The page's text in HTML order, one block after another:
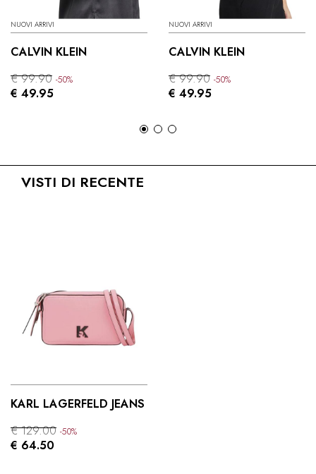
NUOVI ARRIVI
CALVIN KLEIN
€ 99.90 -50%
€ 49.95
NUOVI ARRIVI
CALVIN KLEIN
€ 99.90 -50%
€ 49.95
VISTI DI RECENTE
KARL LAGERFELD JEANS
€ 129.00 -50%
€ 64.50